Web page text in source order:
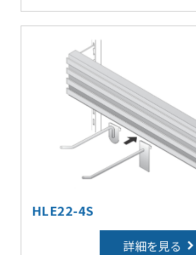
HLE22-4S
詳細を見る